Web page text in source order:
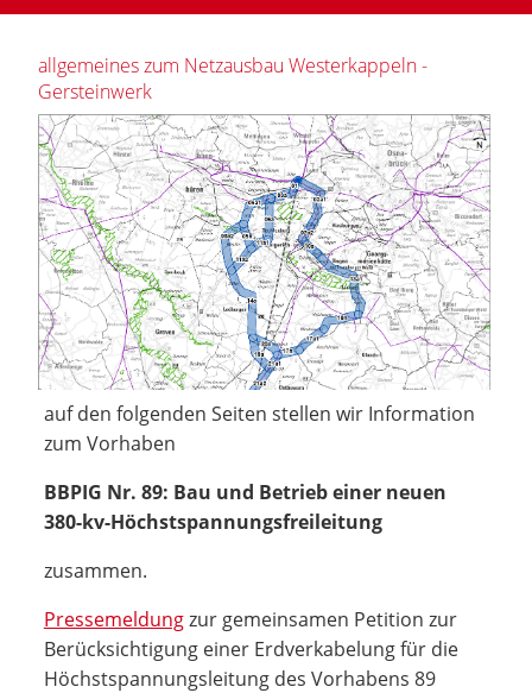
allgemeines zum Netzausbau Westerkappeln -
Gersteinwerk
auf den folgenden Seiten stellen wir Information
zum Vorhaben
BBPIG Nr. 89: Bau und Betrieb einer neuen
380-kv-Höchstspannungsfreileitung
zusammen.
Pressemeldungzur gemeinsamen Petition zur
Berücksichtigung einer Erdverkabelung für die
Höchstspannungsleitung des Vorhabens 89